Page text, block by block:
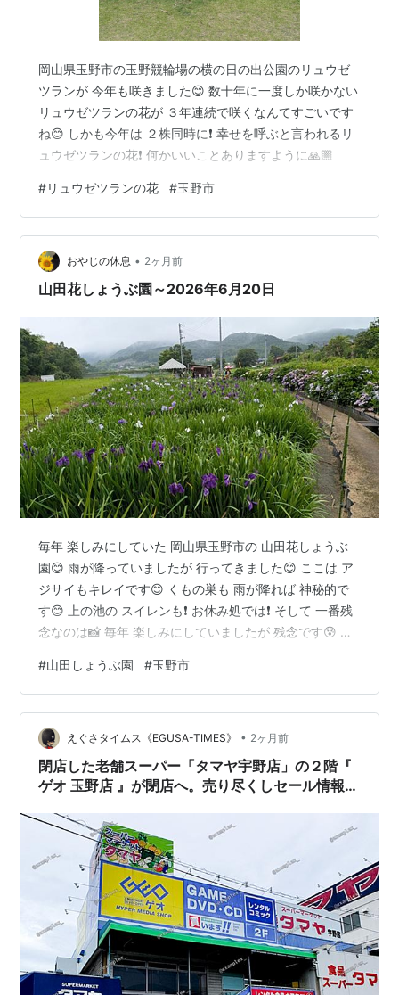
岡山県玉野市の玉野競輪場の横の日の出公園のリュウゼ
ツランが 今年も咲きました😊 数十年に一度しか咲かない
リュウゼツランの花が ３年連続で咲くなんてすごいです
ね😊 しかも今年は ２株同時に❗ 幸せを呼ぶと言われるリ
ュウゼツランの花❗ 何かいいことありますように🙏🏼
#リュウゼツランの花 #玉野市
おやじの休息 • 2ヶ月前
山田花しょうぶ園～2026年6月20日
毎年 楽しみにしていた 岡山県玉野市の 山田花しょうぶ
園😊 雨が降っていましたが 行ってきました😊 ここは ア
ジサイもキレイです😊 くもの巣も 雨が降れば 神秘的で
す😊 上の池の スイレンも❗ お休み処では❗ そして 一番残
念なのは📸 毎年 楽しみにしていましたが 残念です😰 規
いです😊 他の有料の花しょうぶ園も行きましたが ここの
花しょうぶが 一番 キレイでした😊 ほんとうに 今まであ
りがとうございました 撮影日：2026年6月20日
#山田しょうぶ園 #玉野市
えぐさタイムス《EGUSA-TIMES》 • 2ヶ月前
閉店した老舗スーパー「タマヤ宇野店」の２階『
ゲオ 玉野店 』が閉店へ。売り尽くしセール情報な